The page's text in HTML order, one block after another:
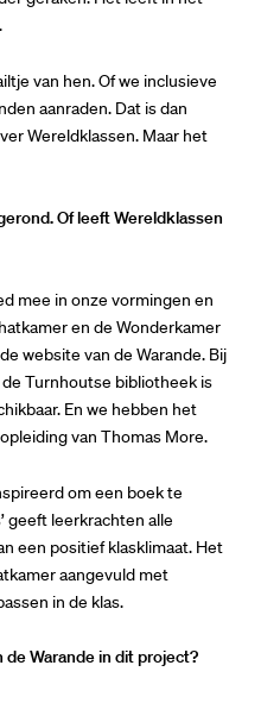
van hen. Of we inclusieve
aanraden. Dat is dan
Wereldklassen. Maar het
Of leeft Wereldklassen
mee in onze vormingen en
en de Wonderkamer
website van de Warande. Bij
Turnhoutse bibliotheek is
En we hebben het
van Thomas More.
om een boek te
geeft leerkrachten alle
een positief klasklimaat. Het
aangevuld met
in de klas.
Warande in dit project?
Inzoomen